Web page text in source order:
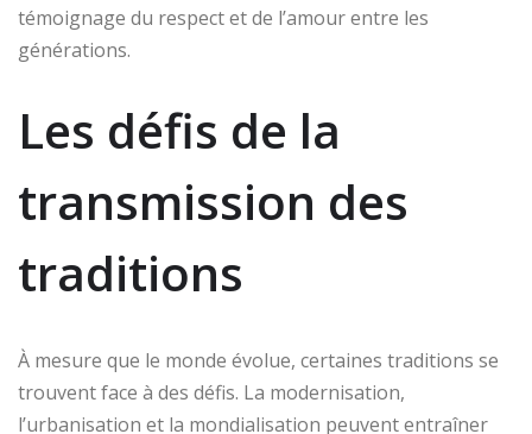
témoignage du respect et de l’amour entre les
générations.
Les défis de la
transmission des
traditions
À mesure que le monde évolue, certaines traditions se
trouvent face à des défis. La modernisation,
l’urbanisation et la mondialisation peuvent entraîner